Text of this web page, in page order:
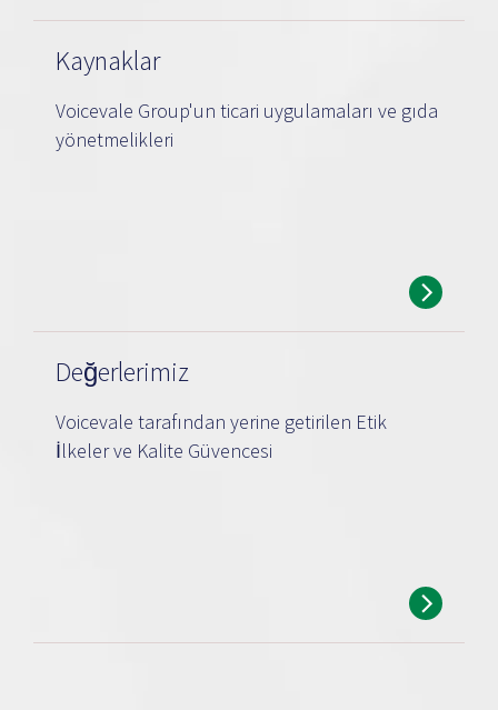
Kaynaklar
Voicevale Group'un ticari uygulamaları ve gıda
yönetmelikleri
Değerlerimiz
Voicevale tarafından yerine getirilen Etik
İlkeler ve Kalite Güvencesi